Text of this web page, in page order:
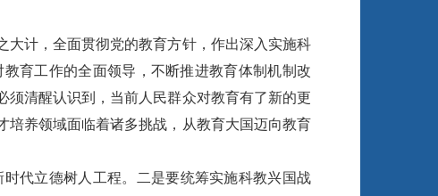
计，全面贯彻党的教育方针，作出深入实施科
育工作的全面领导，不断推进教育体制机制改
清醒认识到，当前人民群众对教育有了新的更
养领域面临着诸多挑战，从教育大国迈向教育
代立德树人工程。二是要统筹实施科教兴国战